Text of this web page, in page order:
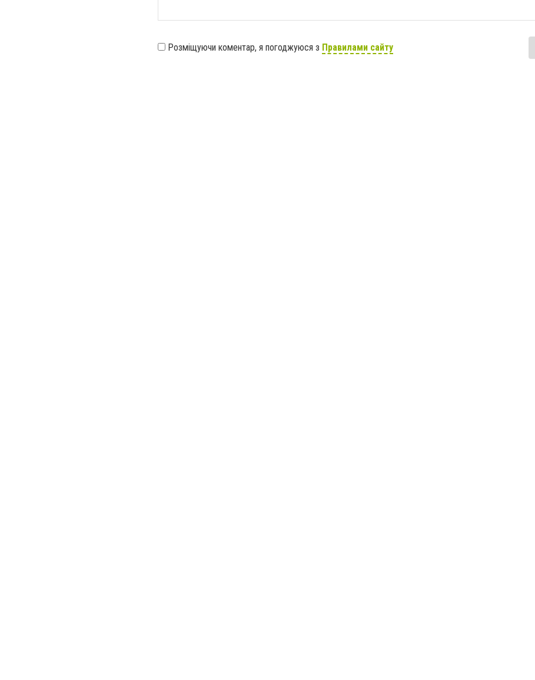
Розміщуючи коментар, я погоджуюся з Правилами сайту